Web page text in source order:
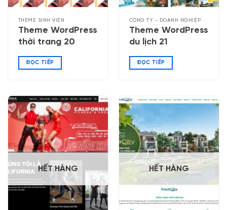
THEME SINH VIÊN
Theme WordPress
thời trang 20
ĐỌC TIẾP
CÔNG TY - DOANH NGHIỆP
Theme WordPress
du lịch 21
ĐỌC TIẾP
HẾT HÀNG HẾT HÀNG